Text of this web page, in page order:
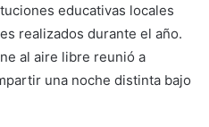
educativas locales
realizados durante el año.
al aire libre reunió a
una noche distinta bajo